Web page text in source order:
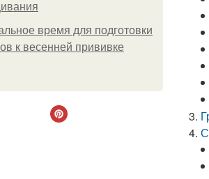
время для подготовки
к весенней прививке